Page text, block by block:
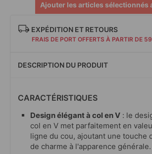
Ajouter les articles sélectionnés
EXPÉDITION ET RETOURS
FRAIS DE PORT OFFERTS À PARTIR DE
DESCRIPTION DU PRODUIT
CARACTÉRISTIQUES
Design élégant à col en V : le
col en V met parfaitement en
ligne du cou, ajoutant une touche
de charme à l'apparence générale.